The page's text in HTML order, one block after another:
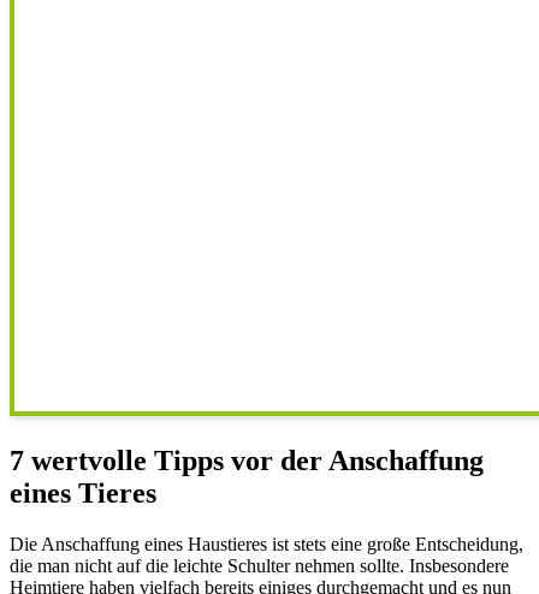
7 wertvolle Tipps vor der Anschaffung
eines Tieres
Die Anschaffung eines Haustieres ist stets eine große Entscheidung,
die man nicht auf die leichte Schulter nehmen sollte. Insbesondere
Heimtiere haben vielfach bereits einiges durchgemacht und es nun